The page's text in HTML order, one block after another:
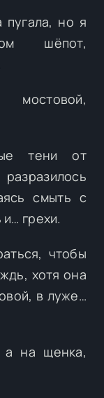
пугала, но я
шёпот,
тени от
смыть с
грехи.
чтобы
хотя она
в луже…
на щенка,